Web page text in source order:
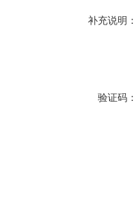
补充说明：
验证码：